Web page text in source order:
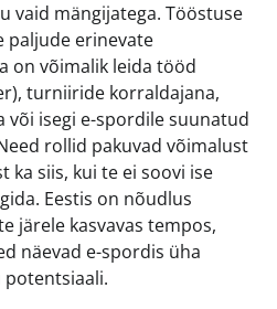
vaid mängijatega. Tööstuse
paljude erinevate
on võimalik leida tööd
turniiride korraldajana,
isegi e-spordile suunatud
rollid pakuvad võimalust
ka siis, kui te ei soovi ise
Eestis on nõudlus
järele kasvavas tempos,
näevad e-spordis üha